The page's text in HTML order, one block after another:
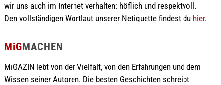
wir uns auch im Internet verhalten: höflich und respektvoll.
Den vollständigen Wortlaut unserer Netiquette findest du hier.
MiGMACHEN
MiGAZIN lebt von der Vielfalt, von den Erfahrungen und dem
Wissen seiner Autoren. Die besten Geschichten schreibt